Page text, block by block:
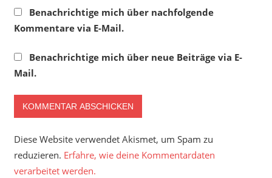
Benachrichtige mich über nachfolgende
Kommentare via E-Mail.
Benachrichtige mich über neue Beiträge via E-
Mail.
Diese Website verwendet Akismet, um Spam zu
reduzieren. Erfahre, wie deine Kommentardaten
verarbeitet werden.